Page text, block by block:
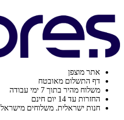
אתר מוצפן
דף התשלום מאובטח
משלוח מהיר בתוך 7 ימי עבודה
החזרות עד 14 יום חינם
חנות ישראלית. משלוחים מישראל